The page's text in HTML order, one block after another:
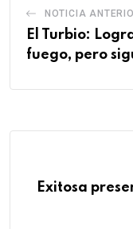
NOTICIA
El Turbio:
fuego, pero
Exitosa